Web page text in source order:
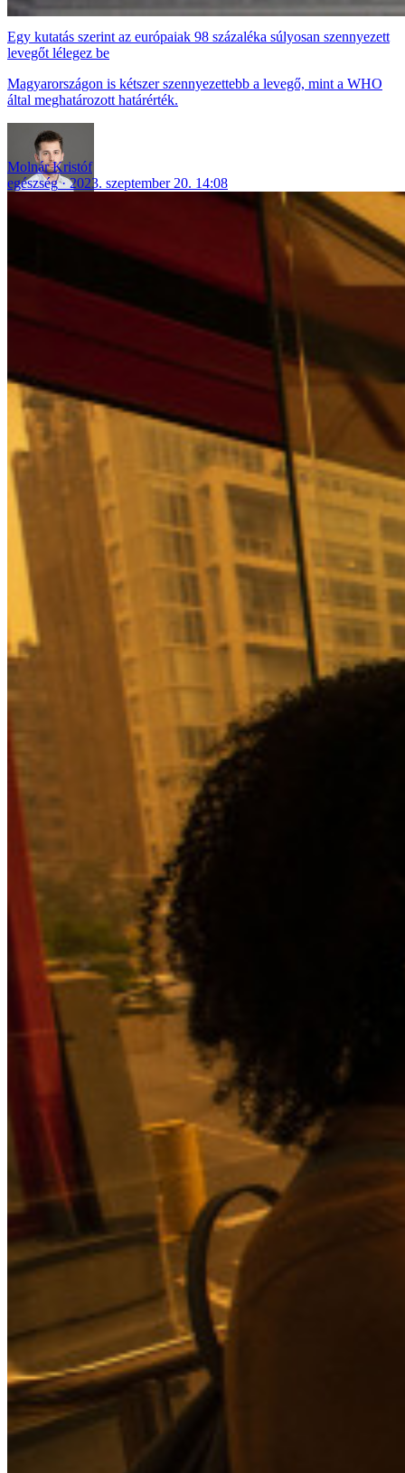
Egy kutatás szerint az európaiak 98 százaléka súlyosan szennyezett
levegőt lélegez be
Magyarországon is kétszer szennyezettebb a levegő, mint a WHO
által meghatározott határérték.
Molnár Kristóf
egészség
2023. szeptember 20. 14:08